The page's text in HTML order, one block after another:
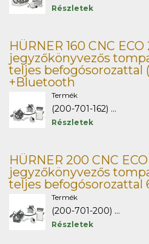
Részletek
HÜRNER 160 CNC
jegyzőkönyvezős
teljes befogósorozattal
+Bluetooth
Termék
(200-701-162) ...
Részletek
HÜRNER 200 CNC
jegyzőkönyvezős
teljes befogósorozattal
Termék
(200-701-200) ...
Részletek